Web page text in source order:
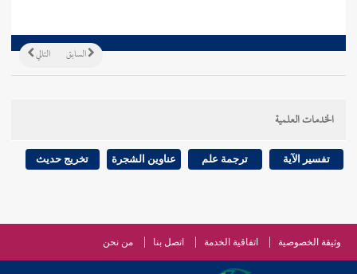
التالي السابق
الخدمات العلمية
تفسير الآية ترجمة علم عناوين الشجرة تخريج حديث
وثيقة الخصوصية اتفاقية الخدمة اتصل بنا من نحن